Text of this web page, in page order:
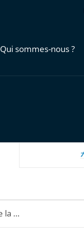
Qui sommes-nous ?